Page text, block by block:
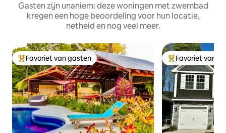
Gasten zijn unaniem: deze woningen met zwembad
kregen een hoge beoordeling voor hun locatie,
netheid en nog veel meer.
Topfavoriet van gasten
Favoriet van gasten Topfavoriet van
Favoriet van